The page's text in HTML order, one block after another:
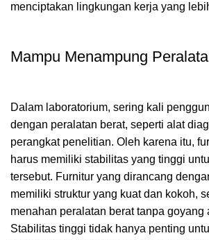
menciptakan lingkungan kerja yang
Mampu Menampung
Dalam laboratorium, sering kali
dengan peralatan berat, seperti alat
perangkat penelitian. Oleh karena itu,
harus memiliki stabilitas yang tinggi
tersebut. Furnitur yang dirancang
memiliki struktur yang kuat dan kokoh,
menahan peralatan berat tanpa goyang
Stabilitas tinggi tidak hanya penting